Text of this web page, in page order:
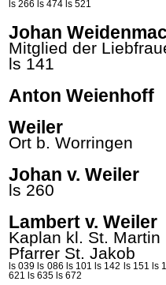
ls 266 ls 474 ls 521
Johan
Mitglied der
ls 141
Anton Weienhoff
Weiler
Ort b. Worringen
Johan v. Weiler
ls 260
Lambert v. Weiler
Kaplan kl. St. Martin
Pfarrer St. Jakob
ls 039 ls 086 ls 101 ls 142 ls 151 ls
621 ls 635 ls 672